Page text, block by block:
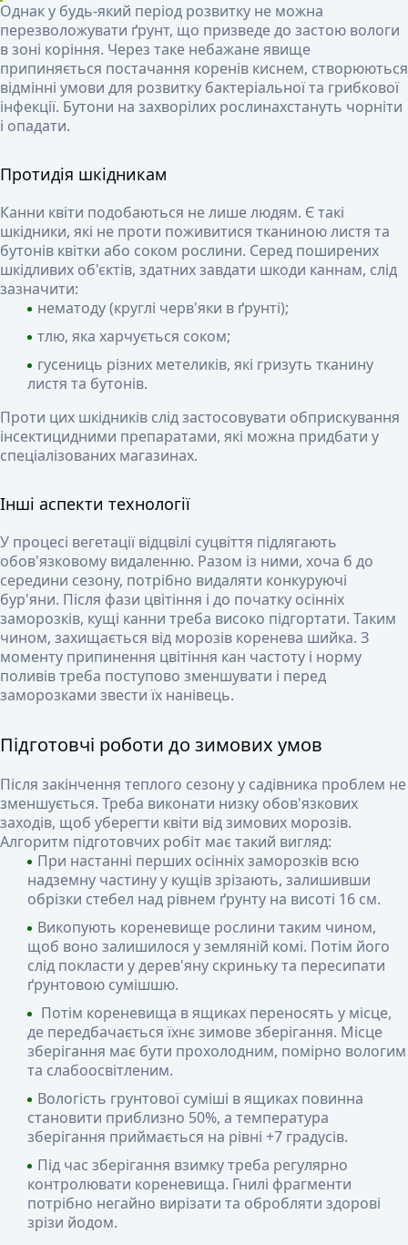
Однак у будь-який період розвитку не можна
перезволожувати ґрунт, що призведе до застою вологи
в зоні коріння. Через таке небажане явище
припиняється постачання коренів киснем, створюються
відмінні умови для розвитку бактеріальної та грибкової
інфекції. Бутони на захворілих рослинахстануть чорніти
і опадати.
Протидія шкідникам
Канни квіти подобаються не лише людям. Є такі
шкідники, які не проти поживитися тканиною листя та
бутонів квітки або соком рослини. Серед поширених
шкідливих об'єктів, здатних завдати шкоди каннам, слід
зазначити:
нематоду (круглі черв'яки в ґрунті);
тлю, яка харчується соком;
гусениць різних метеликів, які гризуть тканину
листя та бутонів.
Проти цих шкідників слід застосовувати обприскування
інсектицидними препаратами, які можна придбати у
спеціалізованих магазинах.
Інші аспекти технології
У процесі вегетації відцвілі суцвіття підлягають
обов'язковому видаленню. Разом із ними, хоча б до
середини сезону, потрібно видаляти конкуруючі
бур'яни. Після фази цвітіння і до початку осінніх
заморозків, кущі канни треба високо підгортати. Таким
чином, захищається від морозів коренева шийка. З
моменту припинення цвітіння кан частоту і норму
поливів треба поступово зменшувати і перед
заморозками звести їх нанівець.
Підготовчі роботи до зимових умов
Після закінчення теплого сезону у садівника проблем не
зменшується. Треба виконати низку обов'язкових
заходів, щоб уберегти квіти від зимових морозів.
Алгоритм підготовчих робіт має такий вигляд:
При настанні перших осінніх заморозків всю
надземну частину у кущів зрізають, залишивши
обрізки стебел над рівнем ґрунту на висоті 16 см.
Викопують кореневище рослини таким чином,
щоб воно залишилося у земляній комі. Потім його
слід покласти у дерев'яну скриньку та пересипати
ґрунтовою сумішшю.
Потім кореневища в ящиках переносять у місце,
де передбачається їхнє зимове зберігання. Місце
зберігання має бути прохолодним, помірно вологим
та слабоосвітленим.
Вологість грунтової суміші в ящиках повинна
становити приблизно 50%, а температура
зберігання приймається на рівні +7 градусів.
Під час зберігання взимку треба регулярно
контролювати кореневища. Гнилі фрагменти
потрібно негайно вирізати та обробляти здорові
зрізи йодом.